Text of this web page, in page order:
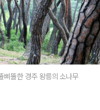
삐뚤한 경주 왕릉의 소나무